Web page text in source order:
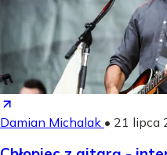
Damian Michalak • 21 lipca